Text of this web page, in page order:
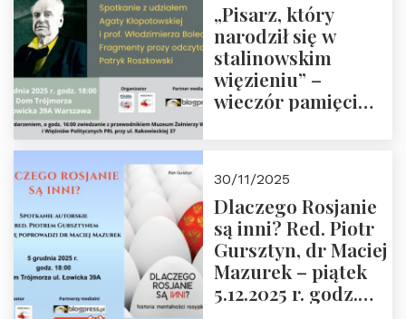
„Pisarz, który
narodził się w
stalinowskim
więzieniu” –
wieczór pamięci
zwiedzanie
Muzeum Żołnierzy
Wyklętych i
Więźniów
Politycznych PRL o
godz. 16:00 – 19
30/11/2025
Dlaczego Rosjanie
są inni? Red. Piotr
Gursztyn, dr Maciej
Mazurek – piątek
5.12.2025 r. godz.